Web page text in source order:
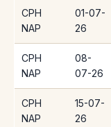
CPH
NAP
01-07-
26
CPH
NAP
08-
07-26
CPH
NAP
15-07-
26